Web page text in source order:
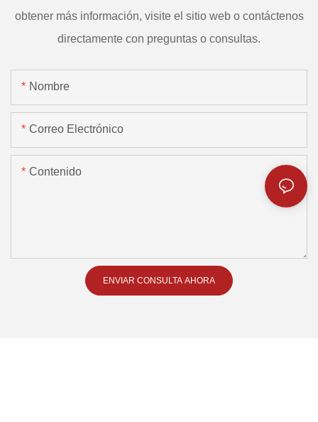
obtener más información, visite el sitio web o contáctenos
directamente con preguntas o consultas.
Nombre
Correo Electrónico
Contenido
ENVIAR CONSULTA AHORA